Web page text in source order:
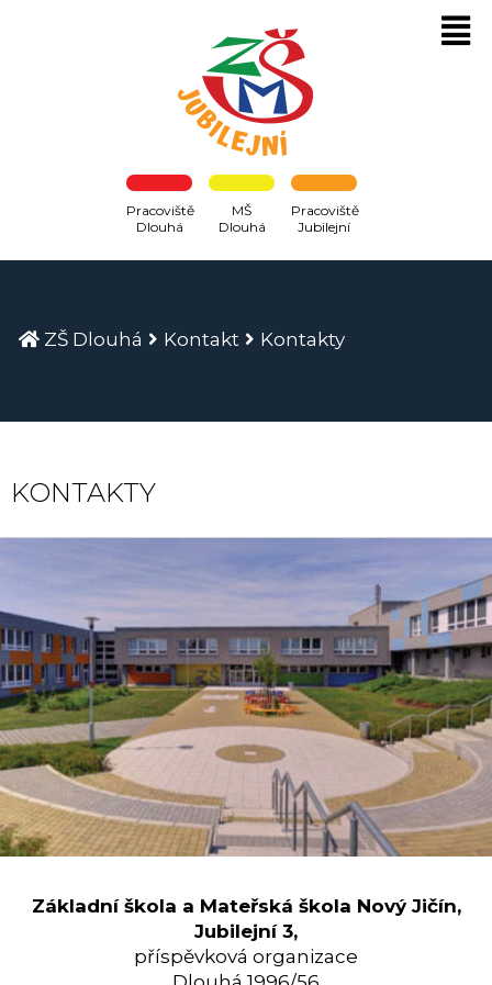
Pracoviště
Dlouhá
MŠ
Dlouhá
Pracoviště
Jubilejní
ZŠ Dlouhá Kontakt Kontakty
KONTAKTY
Základní škola a Mateřská škola Nový Jičín,
Jubilejní 3,
příspěvková organizace